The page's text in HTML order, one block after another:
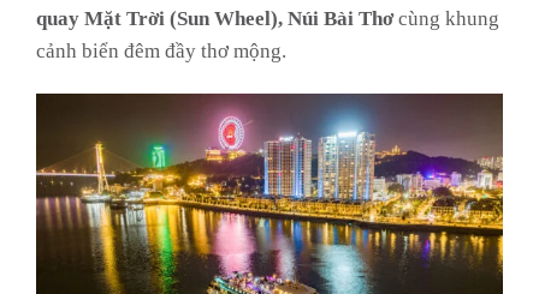
quay Mặt Trời (Sun Wheel), Núi Bài Thơcùng khung
cảnh biển đêm đầy thơ mộng.